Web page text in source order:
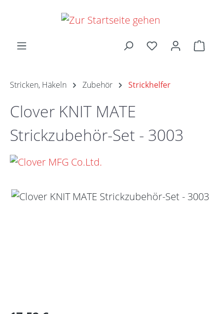
Zum Hauptinhalt springen
Stricken, Häkeln Zubehör Strickhelfer
Clover KNIT MATE
Strickzubehör-Set - 3003
Bildergalerie überspringen